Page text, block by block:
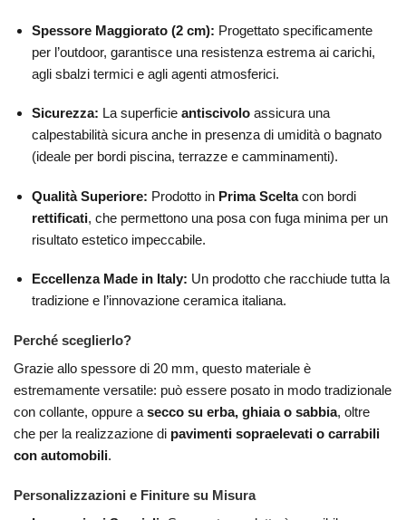
Spessore Maggiorato (2 cm): Progettato specificamente
per l’outdoor, garantisce una resistenza estrema ai carichi,
agli sbalzi termici e agli agenti atmosferici.
Sicurezza: La superficie antiscivoloassicura una
calpestabilità sicura anche in presenza di umidità o bagnato
(ideale per bordi piscina, terrazze e camminamenti).
Qualità Superiore: Prodotto in Prima Sceltacon bordi
rettificati, che permettono una posa con fuga minima per un
risultato estetico impeccabile.
Eccellenza Made in Italy: Un prodotto che racchiude tutta la
tradizione e l’innovazione ceramica italiana.
Perché sceglierlo?
Grazie allo spessore di 20 mm, questo materiale è
estremamente versatile: può essere posato in modo tradizionale
con collante, oppure asecco su erba, ghiaia o sabbia, oltre
che per la realizzazione di pavimenti sopraelevati o carrabili
con automobili.
Personalizzazioni e Finiture su Misura